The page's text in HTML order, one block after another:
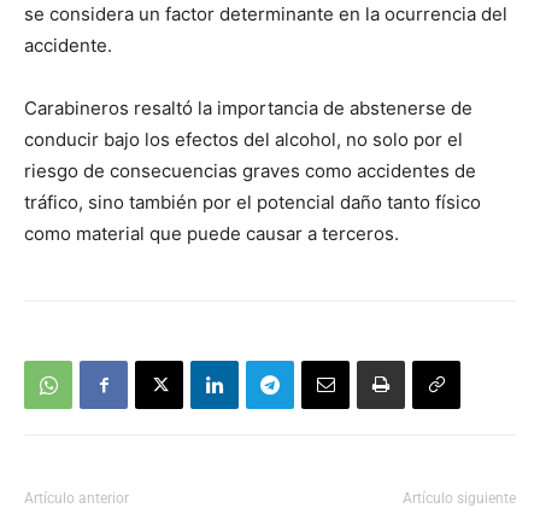
se considera un factor determinante en la ocurrencia del
accidente.
Carabineros resaltó la importancia de abstenerse de
conducir bajo los efectos del alcohol, no solo por el
riesgo de consecuencias graves como accidentes de
tráfico, sino también por el potencial daño tanto físico
como material que puede causar a terceros.
Artículo anterior Artículo siguiente